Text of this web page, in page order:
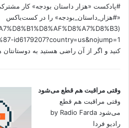
#پادکست «هزار داستان بودجه» کار
«#هزار_داستان_بودجه» را در کست‌باکس
کنید و اگر از آن راضی هستید به دوستانتان
وقتی مراقبت هم قطع می‌شود
وقتی مراقبت هم قطع
می‌شود by Radio Farda
رادیو فردا